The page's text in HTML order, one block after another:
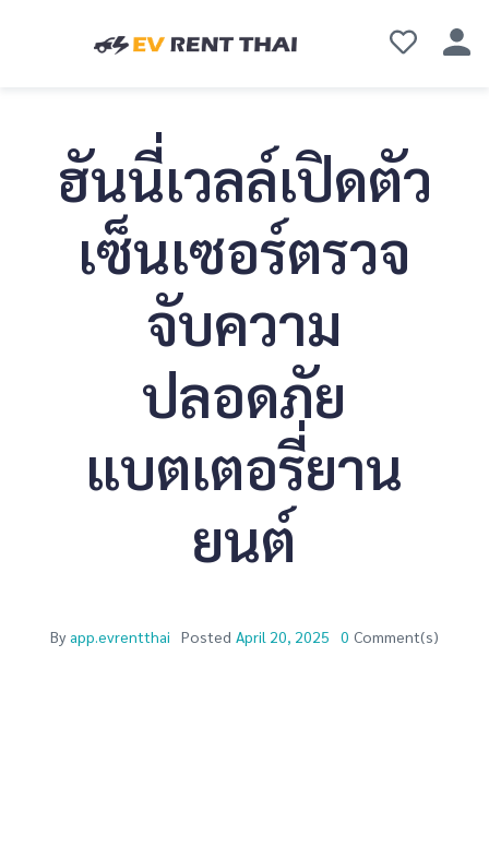
ฮันนี่เวลล์เปิดตัว
เซ็นเซอร์ตรวจ
จับความ
ปลอดภัย
แบตเตอรี่ยาน
ยนต์
By app.evrentthai Posted April 20, 2025 0 Comment(s)